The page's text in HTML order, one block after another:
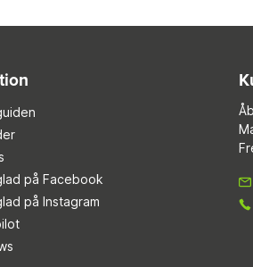
på Facebook
på Instagram